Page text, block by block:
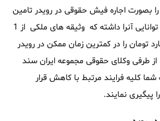
را بصورت اجاره فیش حقوقی در رویدر تامین
نماید ، این مجموعه همچنین توانایی آنرا داشته که وثیقه های ملکی از 1
تومان تا 10000 میلیارد تومان را در کمترین زمان ممکن در رویدر
از طرفی وکلای حقوقی مجموعه ایران سند
کلیه فرایند مرتبط با کاهش قرار
پیگیری نمایند.